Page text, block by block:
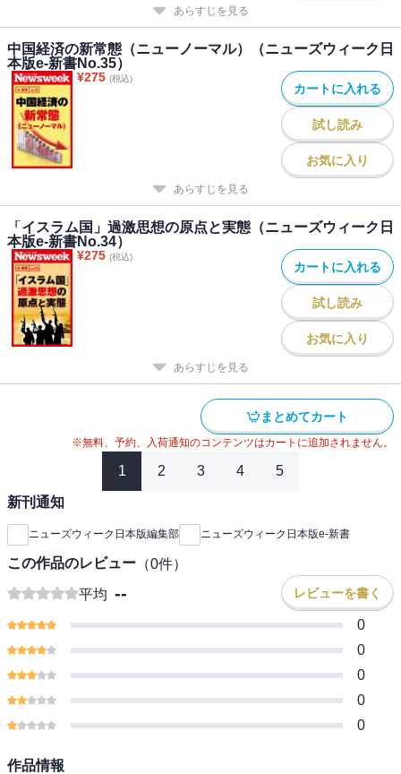
あらすじを見る
中国経済の新常態（ニューノーマル）（ニューズウィーク日
本版e-新書No.35）
¥275 (税込)
カートに入れる
試し読み
お気に入り
あらすじを見る
「イスラム国」過激思想の原点と実態（ニューズウィーク日
本版e-新書No.34）
¥275 (税込)
カートに入れる
試し読み
お気に入り
あらすじを見る
まとめてカート
※無料、予約、入荷通知のコンテンツはカートに追加されません。
1 2 3 4 5
新刊通知
ニューズウィーク日本版編集部 ニューズウィーク日本版e-新書
この作品のレビュー （0件）
平均 -- レビューを書く
0
0
0
0
0
作品情報